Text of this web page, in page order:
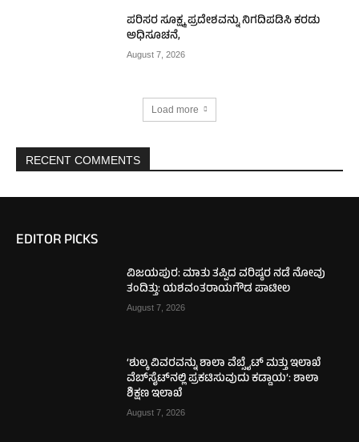
ಪರಿಸರ ಸೂಕ್ಷ್ಮ ಪ್ರದೇಶವನ್ನು ನಿಗದಿಪಡಿಸಿ ಕರಡು
ಅಧಿಸೂಚನೆ,
August 7, 2026
Load more
RECENT COMMENTS
EDITOR PICKS
ವಿಜಯಪುರ: ಮಾತು ತಪ್ಪಿದ ವರಿಷ್ಠರ ನಡೆ ನೋವು
ತಂದಿತ್ತು: ಯಶವಂತರಾಯಗೌಡ ಪಾಟೀಲ
August 7, 2026
‘ಶುಲ್ಕ ವಿವರವನ್ನು ಶಾಲಾ ವೆಬ್ಸೈಟ್ ಮತ್ತು ಇಲಾಖೆ
ವೆಬ್‌ಸೈಟ್‌ನಲ್ಲಿ ಪ್ರಕಟಿಸುವುದು ಕಡ್ಡಾಯ’: ಶಾಲಾ
ಶಿಕ್ಷಣ ಇಲಾಖೆ
August 7, 2026